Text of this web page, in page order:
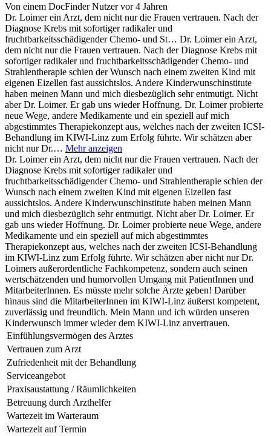
Von einem DocFinder Nutzervor 4 Jahren
Dr. Loimer ein Arzt, dem nicht nur die Frauen vertrauen. Nach der
Diagnose Krebs mit sofortiger radikaler und
fruchtbarkeitsschädigender Chemo- und St… Dr. Loimer ein Arzt,
dem nicht nur die Frauen vertrauen. Nach der Diagnose Krebs mit
sofortiger radikaler und fruchtbarkeitsschädigender Chemo- und
Strahlentherapie schien der Wunsch nach einem zweiten Kind mit
eigenen Eizellen fast aussichtslos. Andere Kinderwunschinstitute
haben meinen Mann und mich diesbezüglich sehr entmutigt. Nicht
aber Dr. Loimer. Er gab uns wieder Hoffnung. Dr. Loimer probierte
neue Wege, andere Medikamente und ein speziell auf mich
abgestimmtes Therapiekonzept aus, welches nach der zweiten ICSI-
Behandlung im KIWI-Linz zum Erfolg führte. Wir schätzen aber
nicht nur Dr.… Mehr anzeigen
Dr. Loimer ein Arzt, dem nicht nur die Frauen vertrauen. Nach der
Diagnose Krebs mit sofortiger radikaler und
fruchtbarkeitsschädigender Chemo- und Strahlentherapie schien der
Wunsch nach einem zweiten Kind mit eigenen Eizellen fast
aussichtslos. Andere Kinderwunschinstitute haben meinen Mann
und mich diesbezüglich sehr entmutigt. Nicht aber Dr. Loimer. Er
gab uns wieder Hoffnung. Dr. Loimer probierte neue Wege, andere
Medikamente und ein speziell auf mich abgestimmtes
Therapiekonzept aus, welches nach der zweiten ICSI-Behandlung
im KIWI-Linz zum Erfolg führte. Wir schätzen aber nicht nur Dr.
Loimers außerordentliche Fachkompetenz, sondern auch seinen
wertschätzenden und humorvollen Umgang mit PatientInnen und
MitarbeiterInnen. Es müsste mehr solche Ärzte geben! Darüber
hinaus sind die MitarbeiterInnen im KIWI-Linz äußerst kompetent,
zuverlässig und freundlich. Mein Mann und ich würden unseren
Kinderwunsch immer wieder dem KIWI-Linz anvertrauen.
Einfühlungsvermögen des Arztes
Vertrauen zum Arzt
Zufriedenheit mit der Behandlung
Serviceangebot
Praxisaustattung / Räumlichkeiten
Betreuung durch Arzthelfer
Wartezeit im Warteraum
Wartezeit auf Termin